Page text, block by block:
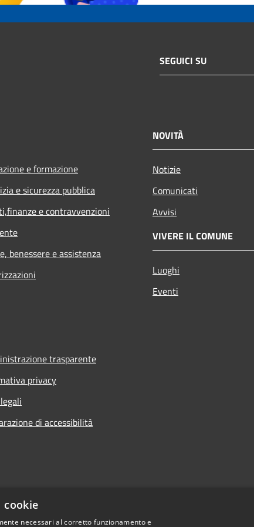
SEGUICI SU
e formazione
e sicurezza pubblica
e contravvenzioni
benessere e assistenza
NOVITÀ
Notizie
Comunicati
Avvisi
VIVERE IL COMUNE
Luoghi
Eventi
trasparente
privacy
di accessibilità
cookie
necessari al corretto funzionamento e